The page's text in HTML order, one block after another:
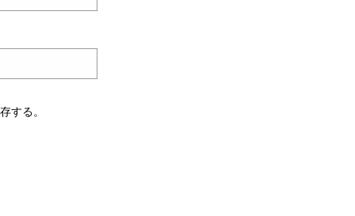
する。